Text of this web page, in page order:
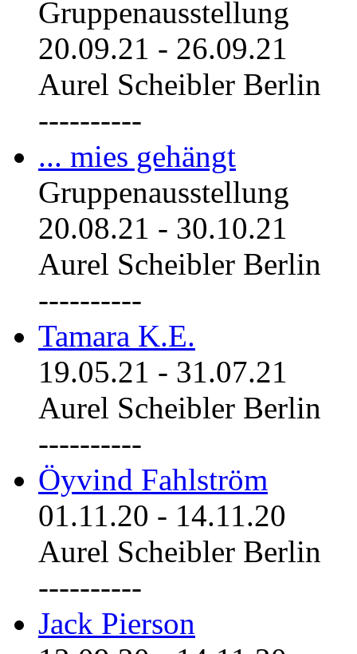
Gruppenausstellung
20.09.21 - 26.09.21
Aurel Scheibler Berlin
----------
... mies gehängt
Gruppenausstellung
20.08.21 - 30.10.21
Aurel Scheibler Berlin
----------
Tamara K.E.
19.05.21 - 31.07.21
Aurel Scheibler Berlin
----------
Öyvind Fahlström
01.11.20 - 14.11.20
Aurel Scheibler Berlin
----------
Jack Pierson